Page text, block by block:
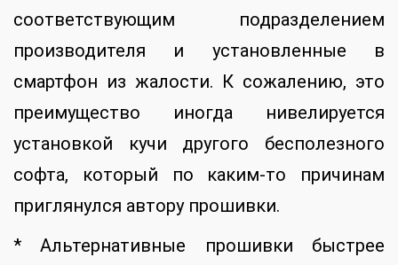
соответствующим подразделением
производителя и установленные в
смартфон из жалости. К сожалению, это
преимущество иногда нивелируется
установкой кучи другого бесполезного
софта, который по каким-то причинам
приглянулся автору прошивки.
* Альтернативные прошивки быстрее